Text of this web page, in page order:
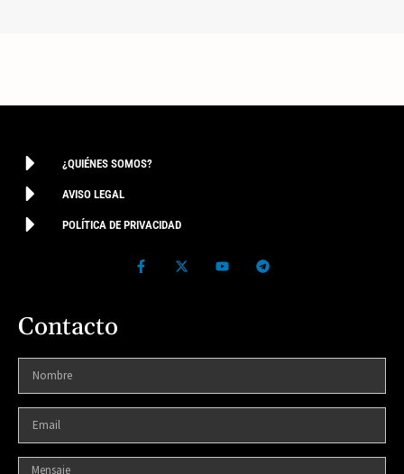
¿QUIÉNES SOMOS?
AVISO LEGAL
POLÍTICA DE PRIVACIDAD
Contacto